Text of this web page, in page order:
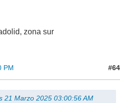
zona sur
PM #64
21 Marzo 2025 03:00:56 AM